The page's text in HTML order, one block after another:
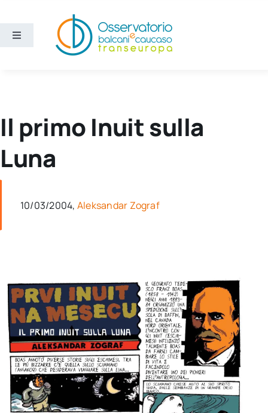
contenuto
Toggle
Ricerca e divulgazione
Newsletter
Ita
Il primo Inuit sulla
Luna
10/03/2004, Aleksandar Zograf